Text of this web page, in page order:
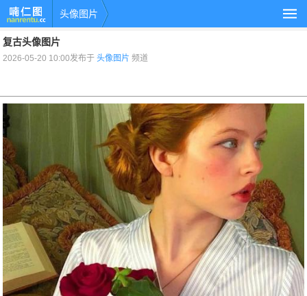
头像图片
复古头像图片
2026-05-20 10:00发布于头像图片 频道